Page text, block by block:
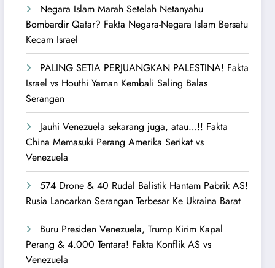
Negara Islam Marah Setelah Netanyahu
Bombardir Qatar? Fakta Negara-Negara Islam Bersatu
Kecam Israel
PALING SETIA PERJUANGKAN PALESTINA! Fakta
Israel vs Houthi Yaman Kembali Saling Balas
Serangan
Jauhi Venezuela sekarang juga, atau…!! Fakta
China Memasuki Perang Amerika Serikat vs
Venezuela
574 Drone & 40 Rudal Balistik Hantam Pabrik AS!
Rusia Lancarkan Serangan Terbesar Ke Ukraina Barat
Buru Presiden Venezuela, Trump Kirim Kapal
Perang & 4.000 Tentara! Fakta Konflik AS vs
Venezuela